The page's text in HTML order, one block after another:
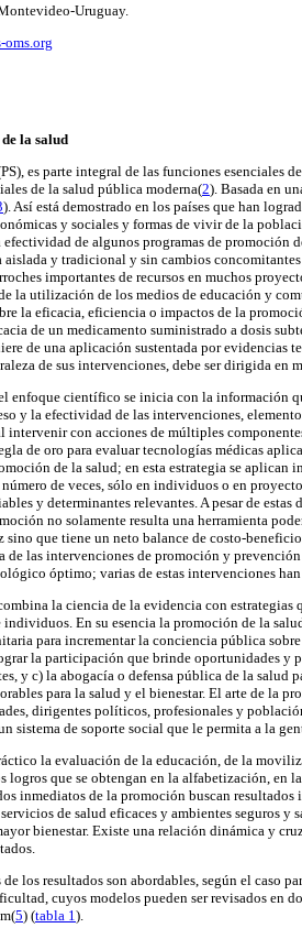
Uruguay.
oms.org
la salud
es parte integral de las funciones esenciales
de la salud pública moderna(2). Basada en
). Así está demostrado en los países que han
y sociales y formas de vivir de la
de algunos programas de promoción
y tradicional y sin cambios
importantes de recursos en muchos
la utilización de los medios de educación y
la eficacia, eficiencia o impactos de la
de un medicamento suministrado a dosis
de una aplicación sustentada por evidencias
de sus intervenciones, debe ser dirigida en
enfoque científico se inicia con la información
y la efectividad de las intervenciones,
intervenir con acciones de múltiples
de oro para evaluar tecnologías médicas
de la salud; en esta estrategia se aplican
de veces, sólo en individuos o en
y determinantes relevantes. A pesar de
no solamente resulta una herramienta
sino que tiene un neto balance de costo-
de las intervenciones de promoción y
óptimo; varias de estas intervenciones
la ciencia de la evidencia con
En su esencia la promoción de la
para incrementar la conciencia pública
la participación que brinde oportunidades y
y c) la abogacía o defensa pública de la salud
para la salud y el bienestar. El arte de la
dirigentes políticos, profesionales y
sistema de soporte social que le permita a la
la evaluación de la educación, de la
logros que se obtengan en la alfabetización,
inmediatos de la promoción buscan
de salud eficaces y ambientes seguros y
bienestar. Existe una relación dinámica y
de los resultados son abordables, según el caso
cuyos modelos pueden ser revisados en
5) (tabla 1).